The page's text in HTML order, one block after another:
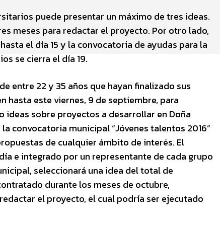
puede presentar un máximo de tres ideas.
meses para redactar el proyecto. Por otro lado,
el día 15 y la convocatoria de ayudas para la
se cierra el día 19.
entre 22 y 35 años que hayan finalizado sus
hasta este viernes, 9 de septiembre, para
ideas sobre proyectos a desarrollar en Doña
convocatoria municipal “Jóvenes talentos 2016”
de cualquier ámbito de interés. El
e integrado por un representante de cada grupo
seleccionará una idea del total de
durante los meses de octubre,
el proyecto, el cual podría ser ejecutado